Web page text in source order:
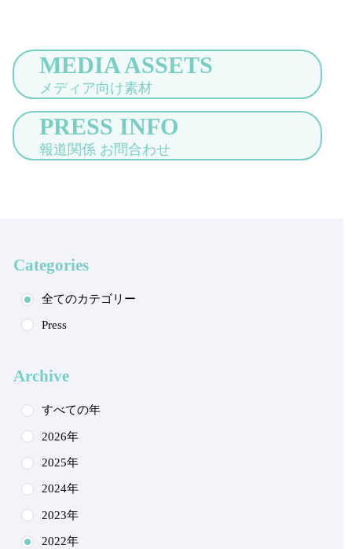
Categories
全てのカテゴリー
Press
Archive
すべての年
2026年
2025年
2024年
2023年
2022年
MEDIA ASSETS
メディア向け素材
PRESS INFO
報道関係 お問合わせ